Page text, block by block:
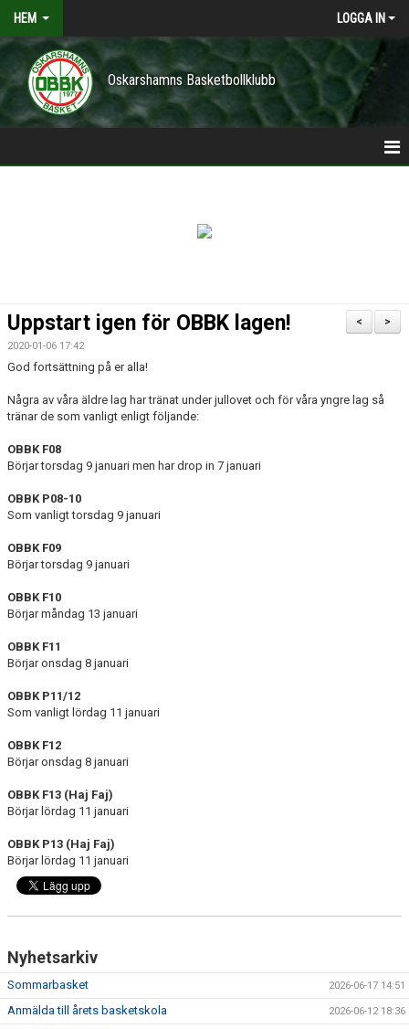
HEM LOGGA IN
Oskarshamns Basketbollklubb
VÅRA LAG/TRÄNARE
KALENDER
MATCHER
MEDLEMSSKAP
SCHYSST IDROTT LF KALMAR
>
<
Uppstart igen för OBBK lagen!
2020-01-06 17:42
God fortsättning på er alla!
Några av våra äldre lag har tränat under jullovet och för våra yngre lag så
tränar de som vanligt enligt följande:
OBBK F08
Börjar torsdag 9 januari men har drop in 7 januari
OBBK P08-10
Som vanligt torsdag 9 januari
OBBK F09
Börjar torsdag 9 januari
OBBK F10
Börjar måndag 13 januari
OBBK F11
Börjar onsdag 8 januari
OBBK P11/12
Som vanligt lördag 11 januari
OBBK F12
Börjar onsdag 8 januari
OBBK F13 (Haj Faj)
Börjar lördag 11 januari
OBBK P13 (Haj Faj)
Börjar lördag 11 januari
Nyhetsarkiv
Sommarbasket 2026-06-17 14:51
Anmälda till årets basketskola 2026-06-12 18:36